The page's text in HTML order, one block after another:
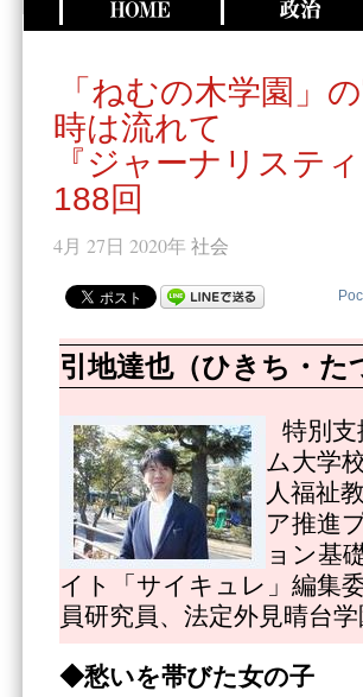
「ねむの木学園」
時は流れて
『ジャーナリステ
188回
4月 27日 2020年 社会
引地達也（ひきち・た
特別
ム大学
人福祉
ア推進
ョン基
イト「サイキュレ」編集
員研究員、法定外見晴台
◆愁いを帯びた女の子